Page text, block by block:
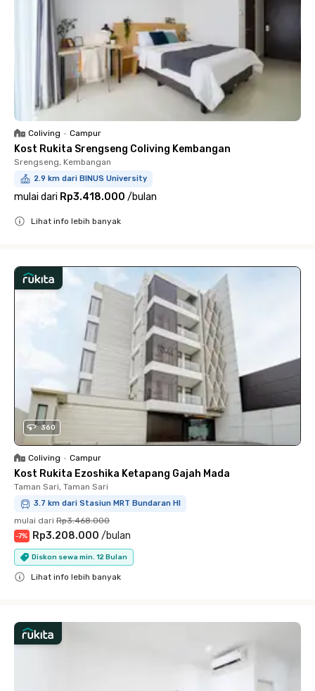
Coliving • Campur
Kost Rukita Srengseng Coliving Kembangan
Srengseng, Kembangan
2.9 km dari BINUS University
mulai dari Rp3.418.000 /bulan
Lihat info lebih banyak
360
Coliving • Campur
Kost Rukita Ezoshika Ketapang Gajah Mada
Taman Sari, Taman Sari
3.7 km dari Stasiun MRT Bundaran HI
mulai dari Rp3.468.000
-7% Rp3.208.000 /bulan
Diskon sewa min. 12 Bulan
Lihat info lebih banyak